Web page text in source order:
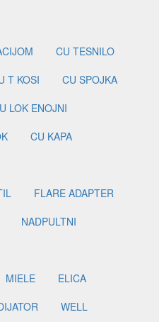
CU TESNILO
T KOSI
CU SPOJKA
LOK ENOJNI
CU KAPA
FLARE ADAPTER
NADPULTNI
MIELE
ELICA
WELL